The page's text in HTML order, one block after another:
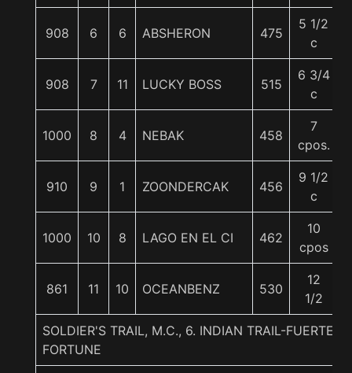
908 6 6 ABSHERON 475
5 1/2
c
908 7 11 LUCKY BOSS 515
6 3/4
c
1000 8 4 NEBAK 458
7
cpos.
910 9 1 ZOONDERCAK 456
9 1/2
c
1000 10 8 LAGO EN EL CI 462
10
cpos
861 11 10 OCEANBENZ 530
12
1/2
SOLDIER'S TRAIL, M.C., 6. INDIAN TRAIL-FUERTE
FORTUNE